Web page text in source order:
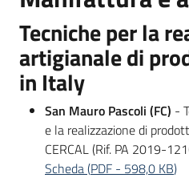
Tecniche per la
artigianale di
in Italy
San Mauro Pascoli (FC) -
e la realizzazione di
CERCAL (Rif. PA 2019-
Scheda(PDF - 598,0 KB)